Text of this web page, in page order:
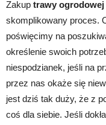
Zakup trawy ogrodowej
skomplikowany proces.
poświęcimy na
określenie swoich
niespodzianek, jeśli na
przez nas okaże się
jest dziś tak duży, że z
coś dla siebie. Jeśli